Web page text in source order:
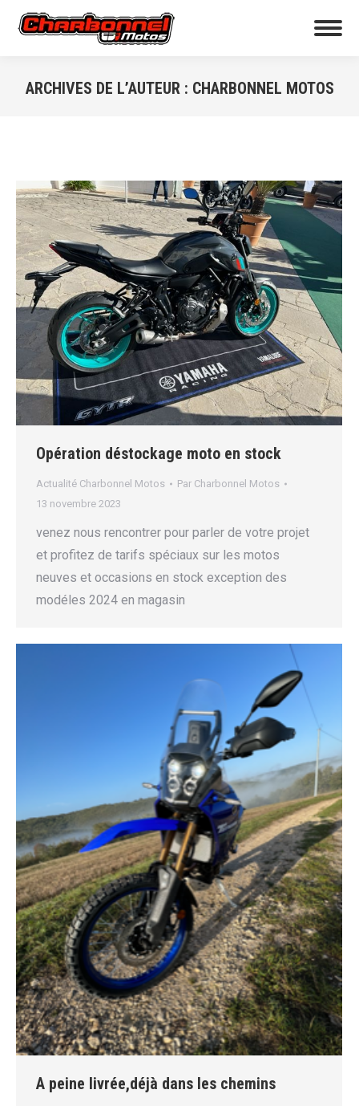
ARCHIVES DE L’AUTEUR : CHARBONNEL MOTOS
Opération déstockage moto en stock
Actualité Charbonnel Motos Par Charbonnel Motos
13 novembre 2023
venez nous rencontrer pour parler de votre projet
et profitez de tarifs spéciaux sur les motos
neuves et occasions en stock exception des
modéles 2024 en magasin
A peine livrée,déjà dans les chemins